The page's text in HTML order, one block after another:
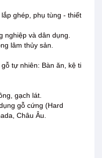
ghép, phụ tùng - thiết
nghiệp và dân dụng.
lâm thủy sản.
tự nhiên: Bàn ăn, kệ ti
gạch lát.
gỗ cứng (Hard
Châu Âu.